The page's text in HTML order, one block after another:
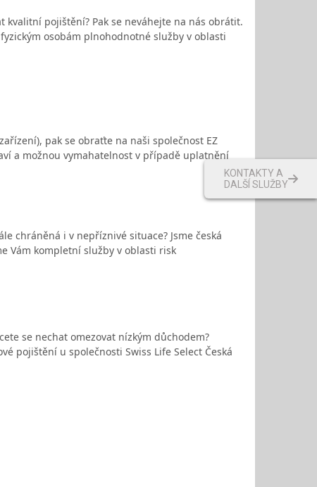
pojištění? Pak se neváhejte na nás obrátit.
osobám plnohodnotné služby v oblasti
pak se obraťte na naši společnost EZ
a možnou vymahatelnost v případě uplatnění
chráněná i v nepříznivé situace? Jsme česká
Vám kompletní služby v oblasti risk
se nechat omezovat nízkým důchodem?
pojištění u společnosti Swiss Life Select Česká
KONTAKTY A
DALŠÍ SLUŽBY